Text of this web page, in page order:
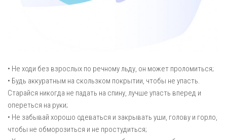
• Не ходи без взрослых по речному льду, он может проломиться;
• Будь аккуратным на скользком покрытии, чтобы не упасть.
Старайся никогда не падать на спину, лучше упасть вперед и
опереться на руки;
• Не забывай хорошо одеваться и закрывать уши, голову и горло,
чтобы не обморозиться и не простудиться;